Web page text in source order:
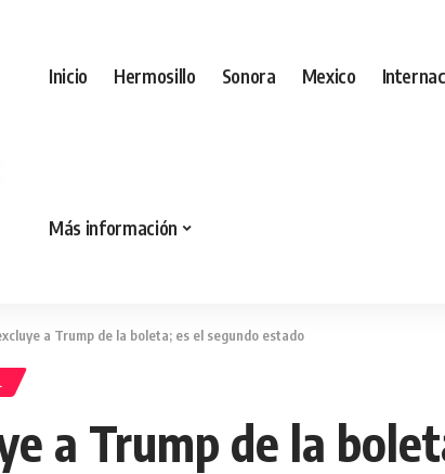
Inicio Hermosillo Sonora Mexico
Más información
a Trump de la boleta; es el segundo estado
a Trump de la